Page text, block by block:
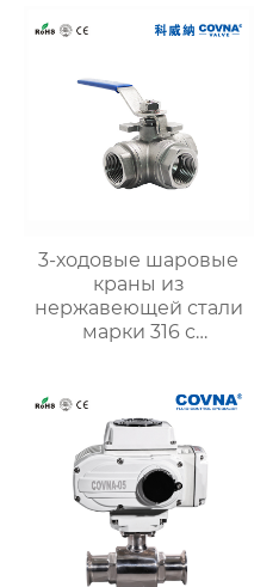
3-ходовые шаровые
краны из
нержавеющей стали
марки 316 с